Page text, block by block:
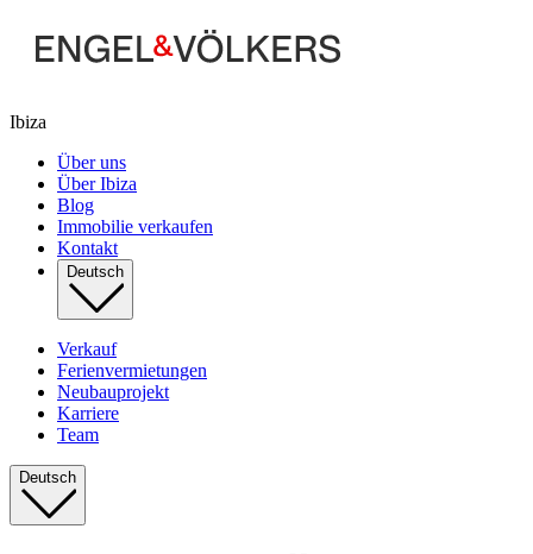
Ibiza
Über uns
Über Ibiza
Blog
Immobilie verkaufen
Kontakt
Deutsch
Verkauf
Ferienvermietungen
Neubauprojekt
Karriere
Team
Deutsch